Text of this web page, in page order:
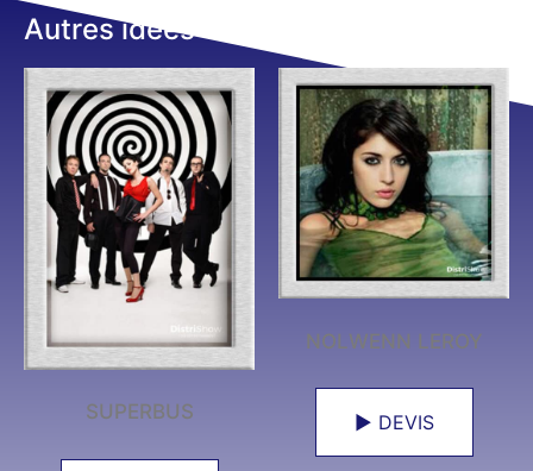
Autres idées
SUPERBUS
NOLWENN LEROY
► DEVIS